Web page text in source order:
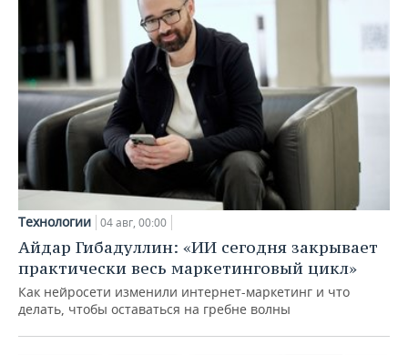
Технологии 04 авг, 00:00
Айдар Гибадуллин: «ИИ сегодня закрывает
практически весь маркетинговый цикл»
Как нейросети изменили интернет-маркетинг и что
делать, чтобы оставаться на гребне волны